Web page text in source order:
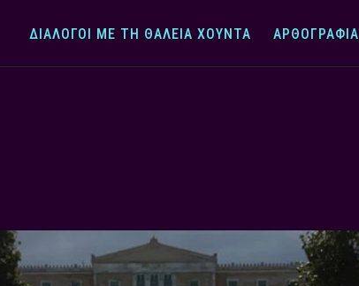
ΔΙΆΛΟΓΟΙ ΜΕ ΤΗ ΘΆΛΕΙΑ ΧΟΎΝΤΑ ΑΡΘΟΓΡΑΦΊΑ